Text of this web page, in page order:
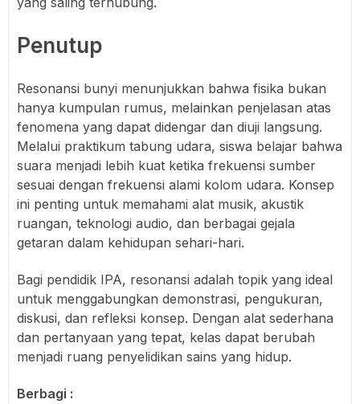
Penutup
Resonansi bunyi menunjukkan bahwa fisika bukan
hanya kumpulan rumus, melainkan penjelasan atas
fenomena yang dapat didengar dan diuji langsung.
Melalui praktikum tabung udara, siswa belajar bahwa
suara menjadi lebih kuat ketika frekuensi sumber
sesuai dengan frekuensi alami kolom udara. Konsep
ini penting untuk memahami alat musik, akustik
ruangan, teknologi audio, dan berbagai gejala
getaran dalam kehidupan sehari-hari.
Bagi pendidik IPA, resonansi adalah topik yang ideal
untuk menggabungkan demonstrasi, pengukuran,
diskusi, dan refleksi konsep. Dengan alat sederhana
dan pertanyaan yang tepat, kelas dapat berubah
menjadi ruang penyelidikan sains yang hidup.
Berbagi :